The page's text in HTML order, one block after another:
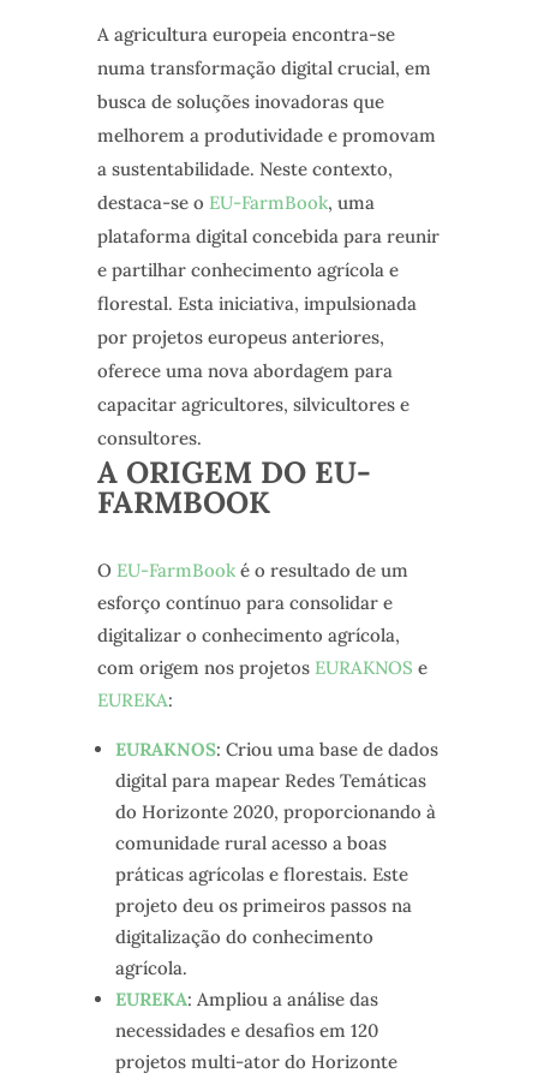
A agricultura europeia encontra-se
numa transformação digital crucial, em
busca de soluções inovadoras que
melhorem a produtividade e promovam
a sustentabilidade. Neste contexto,
destaca-se o EU-FarmBook, uma
plataforma digital concebida para reunir
e partilhar conhecimento agrícola e
florestal. Esta iniciativa, impulsionada
por projetos europeus anteriores,
oferece uma nova abordagem para
capacitar agricultores, silvicultores e
consultores.
A ORIGEM DO EU-
FARMBOOK
O EU-FarmBooké o resultado de um
esforço contínuo para consolidar e
digitalizar o conhecimento agrícola,
com origem nos projetos EURAKNOS e
EUREKA:
EURAKNOS: Criou uma base de dados
digital para mapear Redes Temáticas
do Horizonte 2020, proporcionando à
comunidade rural acesso a boas
práticas agrícolas e florestais. Este
projeto deu os primeiros passos na
digitalização do conhecimento
agrícola.
EUREKA: Ampliou a análise das
necessidades e desafios em 120
projetos multi-ator do Horizonte